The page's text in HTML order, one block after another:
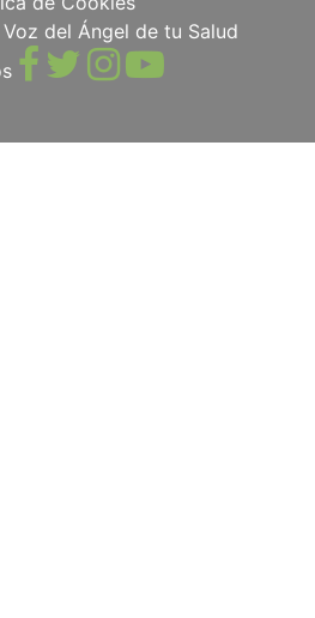
del Ángel de tu Salud